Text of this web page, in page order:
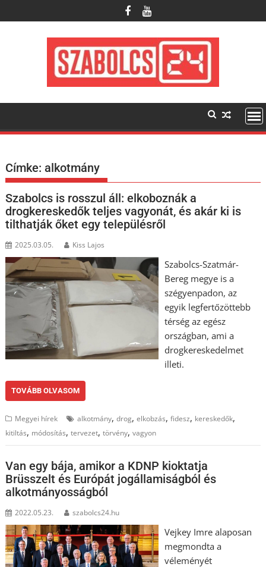
to
Címke:alkotmány
Szabolcs is rosszul áll: elkoboznák a
drogkereskedők teljes vagyonát, és akár ki is
tilthatják őket egy településről
2025.03.05. Kiss Lajos
Szabolcs-Szatmár-
Bereg megye is a
szégyenpadon, az
egyik legfertőzöttebb
térség az egész
országban, ami a
drogkereskedelmet
illeti.
TOVÁBB OLVASOM
Megyei hírek alkotmány,drog,elkobzás,fidesz, kereskedők,
kitiltás, módosítás,tervezet,törvény,vagyon
Van egy bája, amikor a KDNP kioktatja
Brüsszelt és Európát jogállamiságból és
alkotmányosságból
2022.05.23. szabolcs24.hu
Vejkey Imre alaposan
megmondta a
véleményét